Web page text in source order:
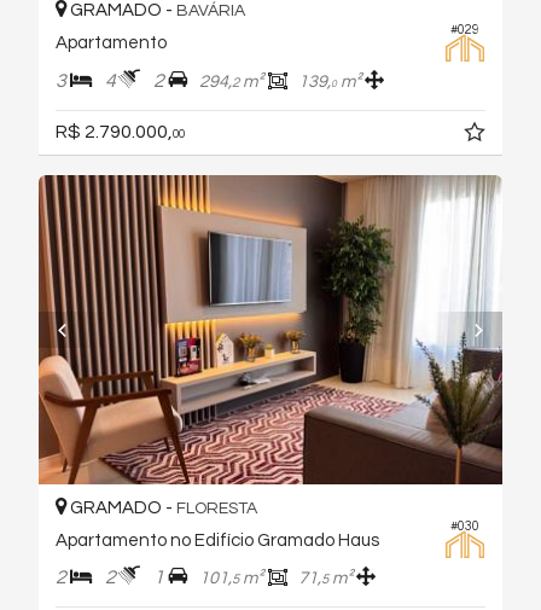
#029
GRAMADO - BAVÁRIA
Apartamento
3 4 2 294,2m² 139,0m²
R$ 2.790.000,00
#030
GRAMADO - FLORESTA
Apartamento no Edifício Gramado Haus
2 2 1 101,5m² 71,5m²